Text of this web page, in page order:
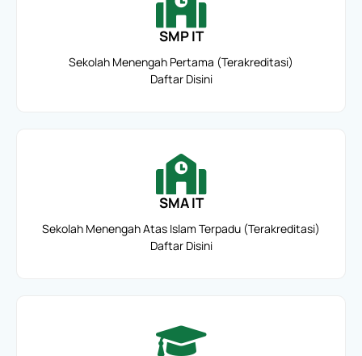
SMP IT
Sekolah Menengah Pertama (Terakreditasi)
Daftar Disini
SMA IT
Sekolah Menengah Atas Islam Terpadu (Terakreditasi)
Daftar Disini